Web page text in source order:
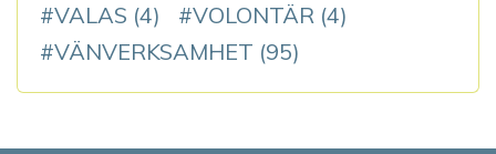
VALAS (4) VOLONTÄR (4)
VÄNVERKSAMHET (95)